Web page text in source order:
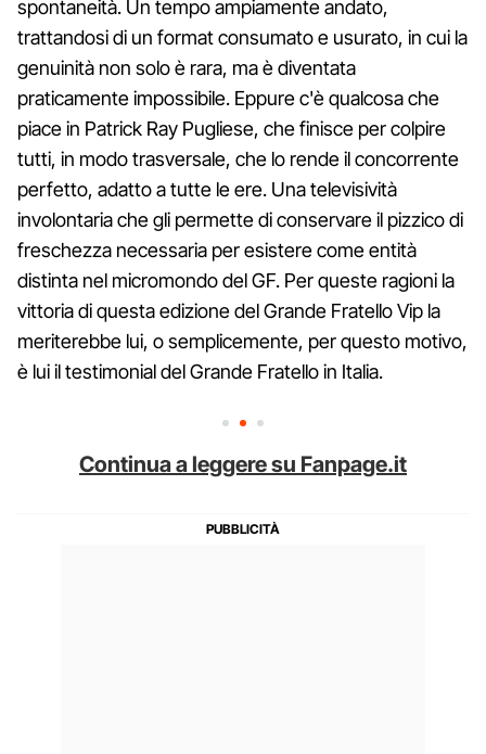
spontaneità. Un tempo ampiamente andato,
trattandosi di un format consumato e usurato, in cui la
genuinità non solo è rara, ma è diventata
praticamente impossibile. Eppure c'è qualcosa che
piace in Patrick Ray Pugliese, che finisce per colpire
tutti, in modo trasversale, che lo rende il concorrente
perfetto, adatto a tutte le ere. Una televisività
involontaria che gli permette di conservare il pizzico di
freschezza necessaria per esistere come entità
distinta nel micromondo del GF. Per queste ragioni la
vittoria di questa edizione del Grande Fratello Vip la
meriterebbe lui, o semplicemente, per questo motivo,
è lui il testimonial del Grande Fratello in Italia.
Continua a leggere su Fanpage.it